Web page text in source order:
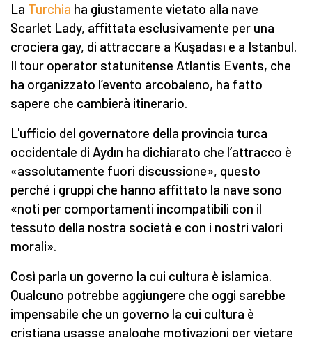
La Turchia ha giustamente vietato alla nave
Scarlet Lady, affittata esclusivamente per una
crociera gay, di attraccare a Kuşadası e a Istanbul.
Il tour operator statunitense Atlantis Events, che
ha organizzato l’evento arcobaleno, ha fatto
sapere che cambierà itinerario.
L'ufficio del governatore della provincia turca
occidentale di Aydın ha dichiarato che l’attracco è
«assolutamente fuori discussione», questo
perché i gruppi che hanno affittato la nave sono
«noti per comportamenti incompatibili con il
tessuto della nostra società e con i nostri valori
morali».
Così parla un governo la cui cultura è islamica.
Qualcuno potrebbe aggiungere che oggi sarebbe
impensabile che un governo la cui cultura è
cristiana usasse analoghe motivazioni per vietare